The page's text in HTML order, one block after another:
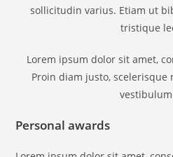
sollicitudin varius. Etiam ut
tristique
Lorem ipsum dolor sit amet,
Proin diam justo,
Personal awards